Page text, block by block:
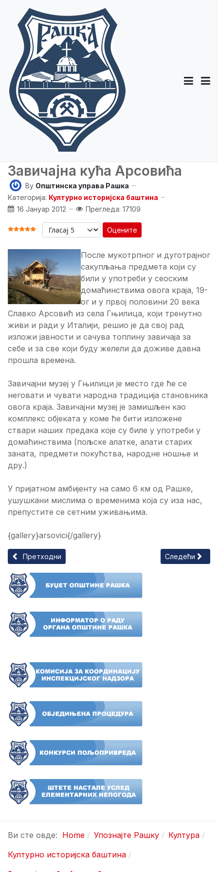
Завичајна кућа Арсовића
By Општинска управа Рашка
Категорија: Културно историјска баштина
16 Јануар 2012
Прегледа: 17109
ОЦЕНА КОРИСНИКА: 5
Оцените
После мукотрпног и дуготрајног
сакупљања предмета који су
били у употреби у сеоским
домаћинствима овога краја, 19-
ог и у првој половини 20 века
Славко Арсовић из села Гњилица, који тренутно
живи и ради у Италији, решио је да свој рад
изложи јавности и сачува топлину завичаја за
себе и за све који буду желели да доживе давна
прошла времена.
Завичајни музеј у Гњилици је место где ће се
неговати и чувати народна традиција становника
овога краја. Завичајни музеј је замишљен као
комплекс објеката у коме ће бити изложене
ствари наших предака које су биле у употреби у
домаћинствима (пољске алатке, алати старих
заната, предмети покућства, народне ношње и
дру.)
У пријатном амбијенту на само 6 км од Рашке,
ушушкани мислима о временима која су иза нас,
препустите се сетним уживањима.
{gallery}arsovici{/gallery}
Претходни чланак: Завичајна кућа Арсовића
Претходни Следећи
Следећи
Ви сте овде: Home Упознајте Рашку
Култура
Културно историјска баштина